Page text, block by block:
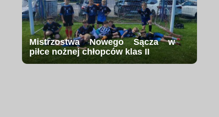
Mistrzostwa Nowego Sącza w
piłce nożnej chłopców klas II